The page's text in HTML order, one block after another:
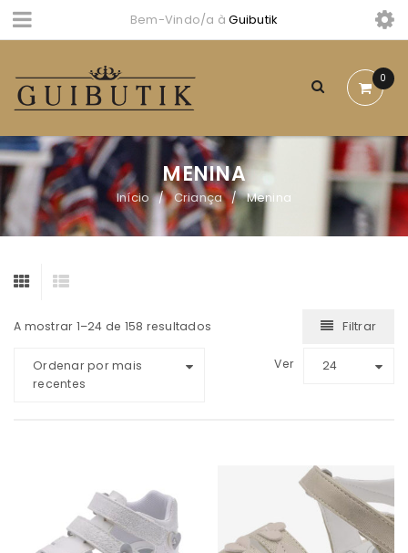
Bem-Vindo/a àGuibutik
0
MENINA
Início / Criança / Menina
A mostrar 1–24 de 158 resultados Filtrar
Ordenar por mais
recentes
Ver 24